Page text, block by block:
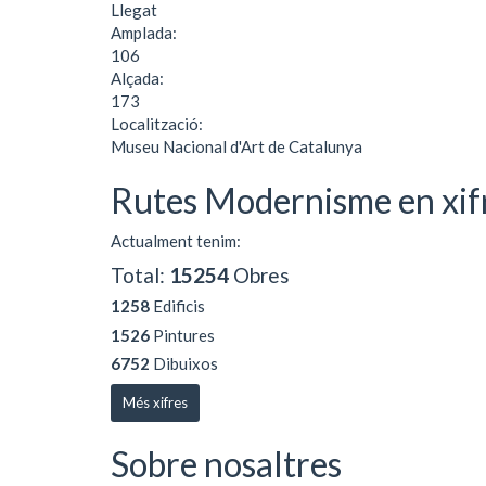
Llegat
Amplada:
106
Alçada:
173
Localització:
Museu Nacional d'Art de Catalunya
Rutes Modernisme en
Actualment tenim:
Total: 15254 Obres
1258 Edificis
1526 Pintures
6752 Dibuixos
Més xifres
Sobre nosaltres